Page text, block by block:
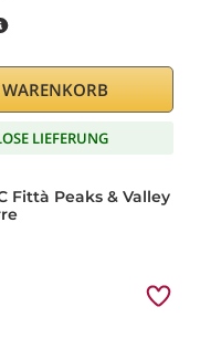
LIEFERUNG
Fittà Peaks & Valley